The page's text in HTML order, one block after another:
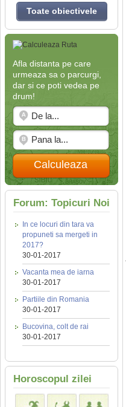
Toate obiectivele
Afla distanta pe care
urmeaza sa o parcurgi,
dar si ce poti vedea pe
drum!
Calculeaza
Forum: Topicuri Noi
In ce locuri din tara va
propuneti sa mergeti in
2017?
30-01-2017
Vacanta mea de iarna
30-01-2017
Partiile din Romania
30-01-2017
Bucovina, colt de rai
30-01-2017
Horoscopul zilei